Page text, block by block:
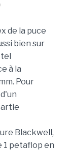
de la puce
bien sur
à la
Pour
Blackwell,
1 petaflop en